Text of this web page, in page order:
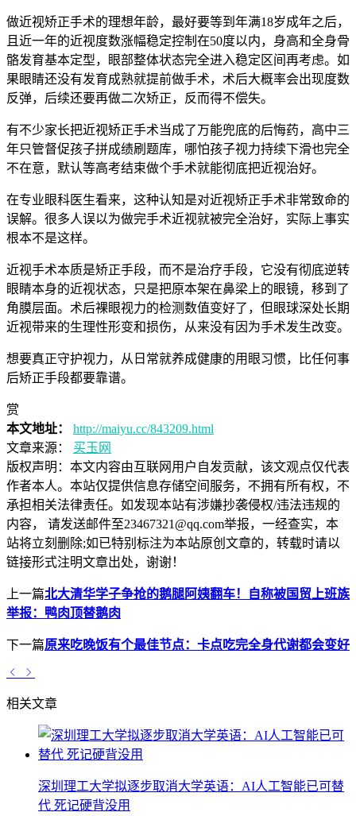
做近视矫正手术的理想年龄，最好要等到年满18岁成年之后，
且近一年的近视度数涨幅稳定控制在50度以内，身高和全身骨
骼发育基本定型，眼部整体状态完全进入稳定区间再考虑。如
果眼睛还没有发育成熟就提前做手术，术后大概率会出现度数
反弹，后续还要再做二次矫正，反而得不偿失。
有不少家长把近视矫正手术当成了万能兜底的后悔药，高中三
年只管督促孩子拼成绩刷题库，哪怕孩子视力持续下滑也完全
不在意，默认等高考结束做个手术就能彻底把近视治好。
在专业眼科医生看来，这种认知是对近视矫正手术非常致命的
误解。很多人误以为做完手术近视就被完全治好，实际上事实
根本不是这样。
近视手术本质是矫正手段，而不是治疗手段，它没有彻底逆转
眼睛本身的近视状态，只是把原本架在鼻梁上的眼镜，移到了
角膜层面。术后裸眼视力的检测数值变好了，但眼球深处长期
近视带来的生理性形变和损伤，从来没有因为手术发生改变。
想要真正守护视力，从日常就养成健康的用眼习惯，比任何事
后矫正手段都要靠谱。
赏
本文地址：
http://maiyu.cc/843209.html
文章来源：
买玉网
版权声明： 本文内容由互联网用户自发贡献，该文观点仅代表
作者本人。本站仅提供信息存储空间服务，不拥有所有权，不
承担相关法律责任。如发现本站有涉嫌抄袭侵权/违法违规的
内容， 请发送邮件至23467321@qq.com举报，一经查实，本
站将立刻删除;如已特别标注为本站原创文章的，转载时请以
链接形式注明文章出处，谢谢！
上一篇北大清华学子争抢的鹅腿阿姨翻车！自称被国贸上班族
举报：鸭肉顶替鹅肉
下一篇原来吃晚饭有个最佳节点：卡点吃完全身代谢都会变好
相关文章
深圳理工大学拟逐步取消大学英语：AI人工智能已可替
代 死记硬背没用